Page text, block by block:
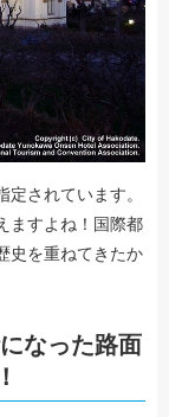
されています。
ますよね！国際都
史を重ねてきたか
なった路面